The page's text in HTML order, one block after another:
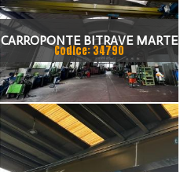
CARROPONTE BITRAVE MARTE
20 TON SCARTAMENTO 17000
MM ANNO 1997
Codice: 34790